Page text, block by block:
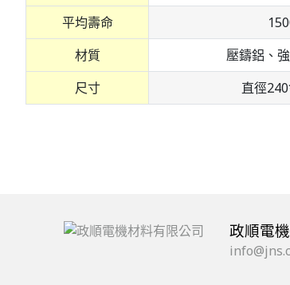
平均壽命
材質
壓鑄鋁、
尺寸
直徑
政順電